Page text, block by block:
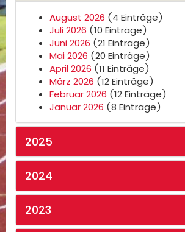
August 2026 (4 Einträge)
Juli 2026 (10 Einträge)
Juni 2026 (21 Einträge)
Mai 2026 (20 Einträge)
April 2026 (11 Einträge)
März 2026 (12 Einträge)
Februar 2026 (12 Einträge)
Januar 2026 (8 Einträge)
2025
2024
2023